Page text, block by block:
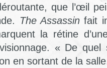
que l’œil
The Assassin fait
la rétine
« De quel
en sortant de la